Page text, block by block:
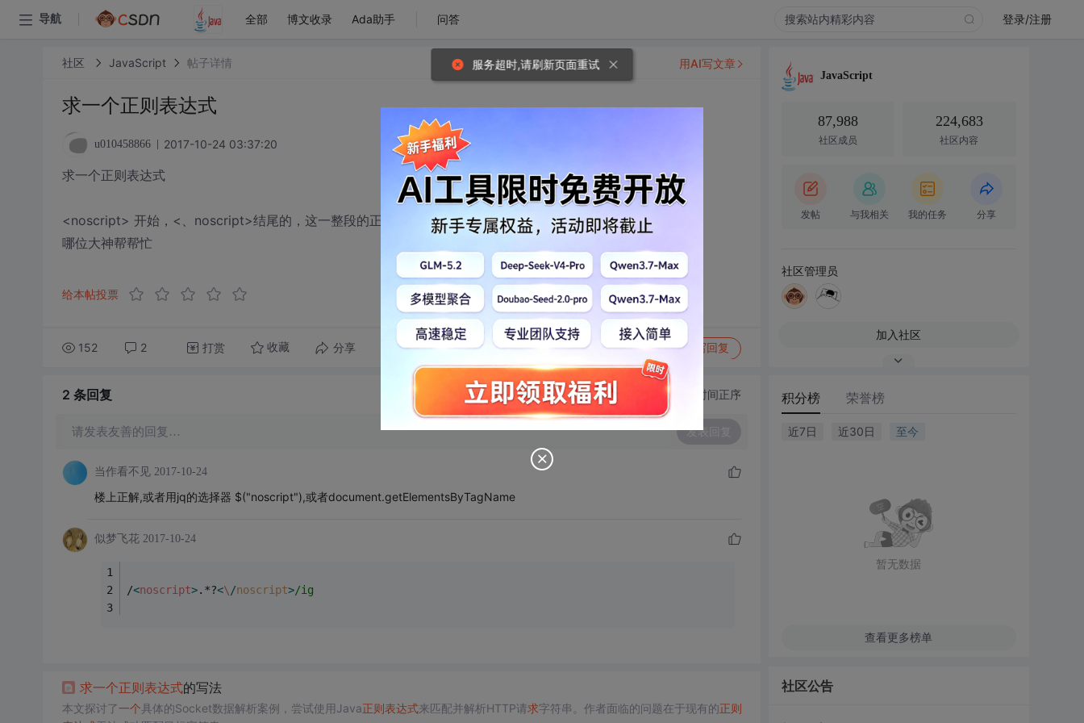
导航 全部 博文收录 Ada助手 问答 登录/注册
社区 JavaScript 帖子详情
求一个正则表达式
u010458866 2017-10-24 03:37:20
求一个正则表达式
<noscript> 开始，<、noscript>结尾的，这一整段的正规表达式。
哪位大神帮帮忙
给本帖投票
152 2 打赏 收藏 分享 转发到动态 举报 写回复
用AI写文章
2 条回复 切换为时间正序
请发表友善的回复… 发表回复
当作看不见 2017-10-24
楼上正解,或者用jq的选择器 $("noscript"),或者document.getElementsByTagName
似梦飞花 2017-10-24
/<noscript>.*?<\ /noscript>/ig
求一个正则表达式的写法
本文探讨了一个具体的Socket数据解析案例，尝试使用Java正则表达式来匹配并解析HTTP请求字符串。作者面临的问题在于现有的正则
JavaScript
87,988
社区成员
224,683
社区内容
发帖 与我相关 我的任务 分享
社区管理员
加入社区
积分榜 荣誉榜
近7日 近30日 至今
暂无数据
查看更多榜单
社区公告
服务超时,请刷新页面重试